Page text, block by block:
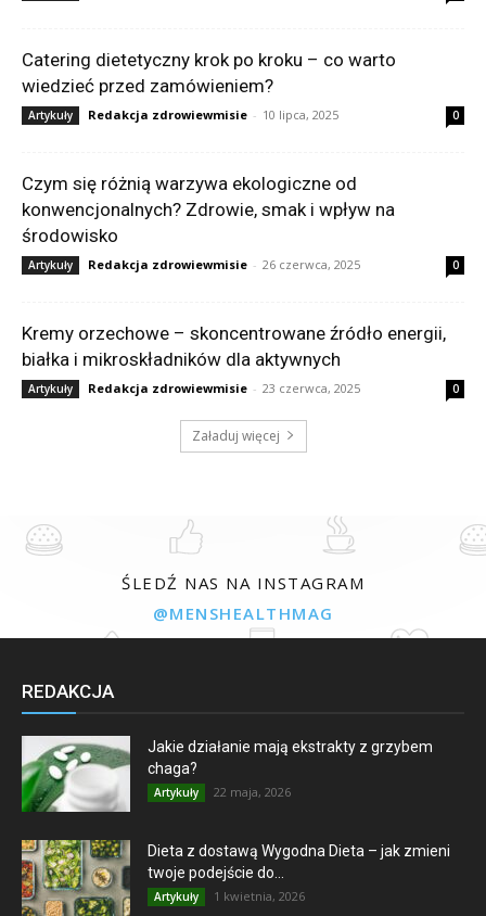
Catering dietetyczny krok po kroku – co warto
wiedzieć przed zamówieniem?
Artykuły Redakcja zdrowiewmisie - 10 lipca, 2025 0
Czym się różnią warzywa ekologiczne od
konwencjonalnych? Zdrowie, smak i wpływ na
środowisko
Artykuły Redakcja zdrowiewmisie - 26 czerwca, 2025 0
Kremy orzechowe – skoncentrowane źródło energii,
białka i mikroskładników dla aktywnych
Artykuły Redakcja zdrowiewmisie - 23 czerwca, 2025 0
Załaduj więcej
ŚLEDŹ NAS NA INSTAGRAM
@MENSHEALTHMAG
REDAKCJA
Jakie działanie mają ekstrakty z grzybem
chaga?
Artykuły 22 maja, 2026
Dieta z dostawą Wygodna Dieta – jak zmieni
twoje podejście do...
Artykuły 1 kwietnia, 2026